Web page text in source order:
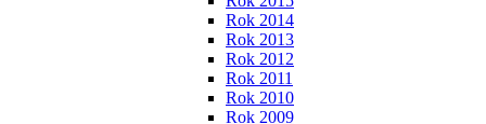
Rok 2014
Rok 2013
Rok 2012
Rok 2011
Rok 2010
Rok 2009